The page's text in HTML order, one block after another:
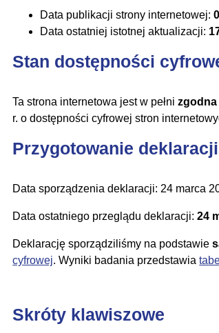
Data publikacji strony internetowej:
Data ostatniej istotnej aktualizacji:
Stan dostępności
Ta strona internetowa jest w pełnizgodna
r. o dostępności cyfrowej stron
Przygotowanie
Data sporządzenia deklaracji: 24 marca
Data ostatniego przeglądu deklaracji:24
Deklarację sporządziliśmy na podstawie
cyfrowej. Wyniki badania przedstawia
Skróty klawiszowe